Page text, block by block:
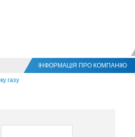
ІНФОРМАЦІЯ ПРО КОМПАНІЮ
газу